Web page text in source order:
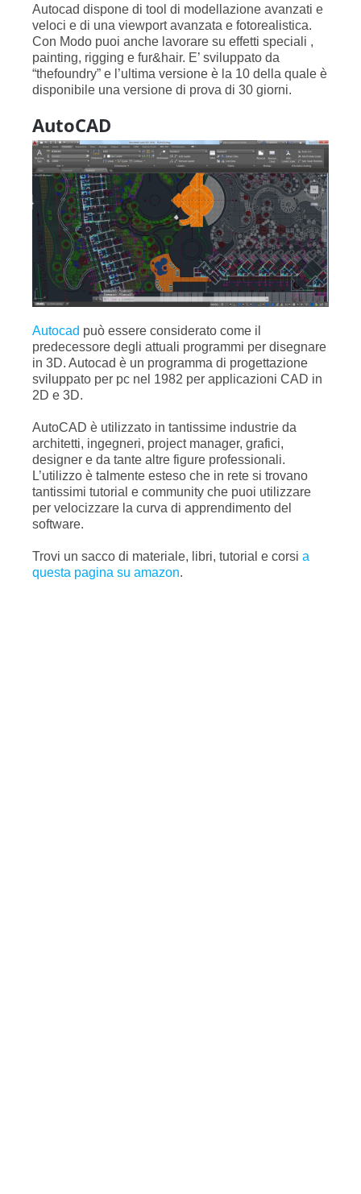
Autocad dispone di tool di modellazione avanzati e
veloci e di una viewport avanzata e fotorealistica.
Con Modo puoi anche lavorare su effetti speciali ,
painting, rigging e fur&hair. E’ sviluppato da
“thefoundry” e l’ultima versione è la 10 della quale è
disponibile una versione di prova di 30 giorni.
AutoCAD
Autocad può essere considerato come il
predecessore degli attuali programmi per disegnare
in 3D. Autocad è un programma di progettazione
sviluppato per pc nel 1982 per applicazioni CAD in
2D e 3D.
AutoCAD è utilizzato in tantissime industrie da
architetti, ingegneri, project manager, grafici,
designer e da tante altre figure professionali.
L’utilizzo è talmente esteso che in rete si trovano
tantissimi tutorial e community che puoi utilizzare
per velocizzare la curva di apprendimento del
software.
Trovi un sacco di materiale, libri, tutorial e corsi a
questa pagina su amazon.